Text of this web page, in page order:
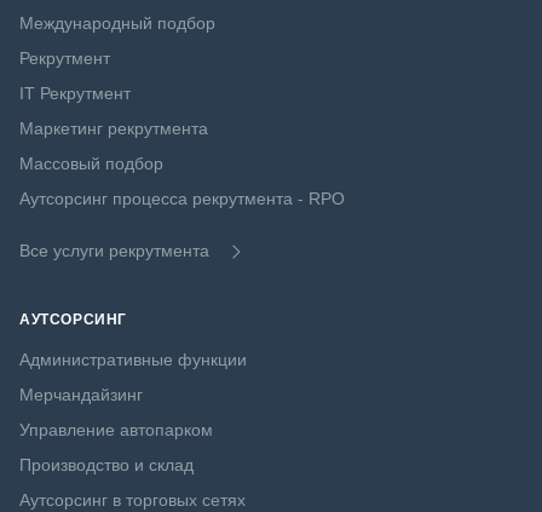
Международный подбор
Рекрутмент
IT Рекрутмент
Маркетинг рекрутмента
Массовый подбор
Аутсорсинг процесса рекрутмента - RPO
Все услуги рекрутмента
АУТСОРСИНГ
Административные функции
Мерчандайзинг
Управление автопарком
Производство и склад
Аутсорсинг в торговых сетях